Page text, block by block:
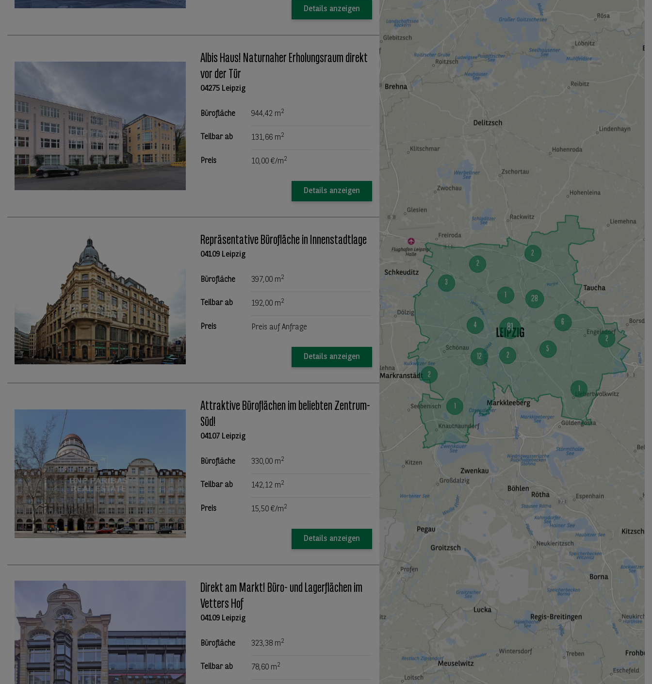
Details anzeigen
Albis Haus! Naturnaher Erholungsraum direkt
vor der Tür
04275 Leipzig
Bürofläche 944,42 m2
Teilbar ab 131,66 m2
Preis 10,00 €/m2
Details anzeigen
Repräsentative Bürofläche in Innenstadtlage
04109 Leipzig
Bürofläche 397,00 m2
Teilbar ab 192,00 m2
Preis Preis auf Anfrage
Details anzeigen
Attraktive Büroflächen im beliebten Zentrum-
Süd!
04107 Leipzig
Bürofläche 330,00 m2
Teilbar ab 142,12 m2
Preis 15,50 €/m2
Details anzeigen
Direkt am Markt! Büro- und Lagerflächen im
Vetters Hof
04109 Leipzig
Bürofläche 323,38 m2
Teilbar ab 78,60 m2